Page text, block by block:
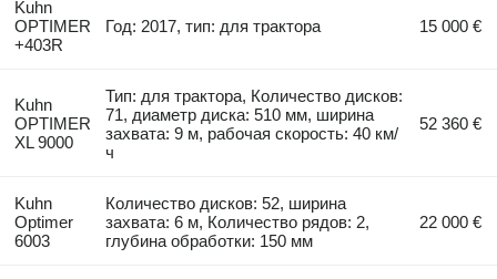
Kuhn
OPTIMER
+403R
Год: 2017, тип: для трактора 15 000 €
Kuhn
OPTIMER
XL 9000
Тип: для трактора, Количество дисков:
71, диаметр диска: 510 мм, ширина
захвата: 9 м, рабочая скорость: 40 км/
ч
52 360 €
Kuhn
Optimer
6003
Количество дисков: 52, ширина
захвата: 6 м, Количество рядов: 2,
глубина обработки: 150 мм
22 000 €